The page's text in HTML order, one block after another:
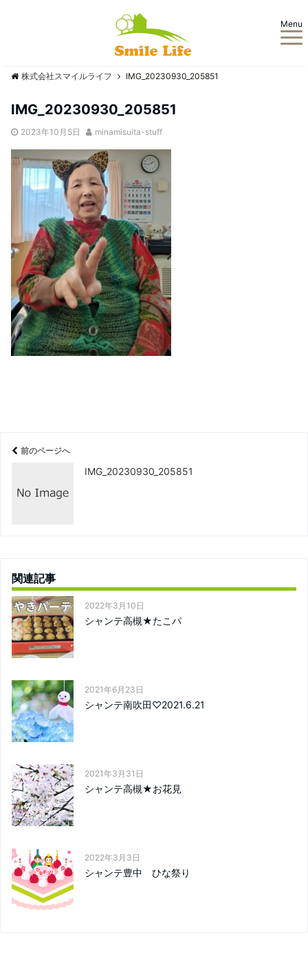
Menu
株式会社スマイルライフ IMG_20230930_205851
IMG_20230930_205851
2023年10月5日 minamisuita-stuff
前のページへ
IMG_20230930_205851
関連記事
2022年3月10日
シャンテ高槻★たこパ
2021年6月23日
シャンテ南吹田♡2021.6.21
2021年3月31日
シャンテ高槻★お花見
2022年3月3日
シャンテ豊中 ひな祭り